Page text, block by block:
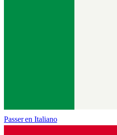
Passer enItaliano